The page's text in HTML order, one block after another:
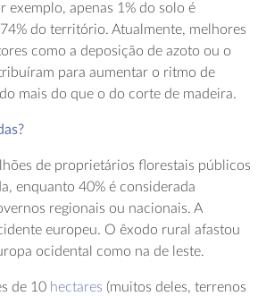
apenas 1% do solo é
do território. Atualmente, melhores
como a deposição de azoto ou o
para aumentar o ritmo de
mais do que o do corte de madeira.
de proprietários florestais públicos
enquanto 40% é considerada
regionais ou nacionais. A
europeu. O êxodo rural afastou
ocidental como na de leste.
de 10 hectares (muitos deles, terrenos